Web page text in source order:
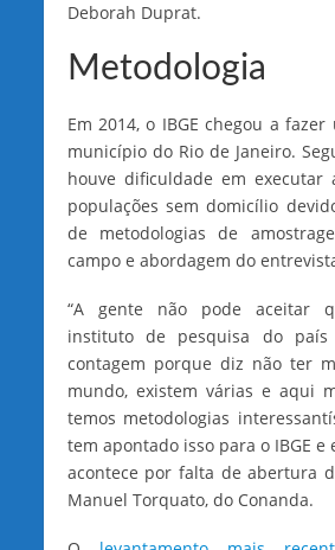
Deborah Duprat.
Metodologia
Em 2014, o IBGE chegou a
município do Rio de Janeiro.
houve dificuldade em executar
populações sem domicílio
de metodologias de
campo e abordagem do
“A gente não pode aceitar
instituto de pesquisa do
contagem porque diz não ter
mundo, existem várias e aqui
temos metodologias
tem apontado isso para o IBGE e
acontece por falta de abertura
Manuel Torquato, do Conanda.